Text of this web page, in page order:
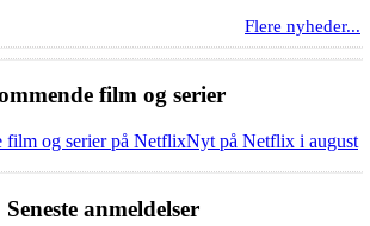
Flere nyheder...
film og serier
Nyt på Netflix i august
Seneste anmeldelser